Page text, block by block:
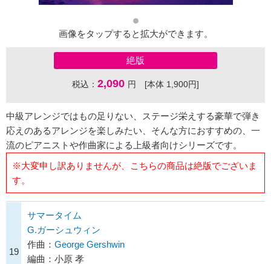
画像をタップすると拡大ができます。
絶版
税込： 2,090 円 [本体 1,900円]
中級アレンジではもの足りない、ステージ栄えする豪華で弾き
応えのあるアレンジを楽しみたい、そんな方におすすめの、一
流のピアニストや作曲家による上級者向けシリーズです。
※大変申し訳ありませんが、こちらの商品は絶版でございま
す。
19
サマータイム
G.ガーシュウィン
作曲： George Gershwin
編曲：小原 孝